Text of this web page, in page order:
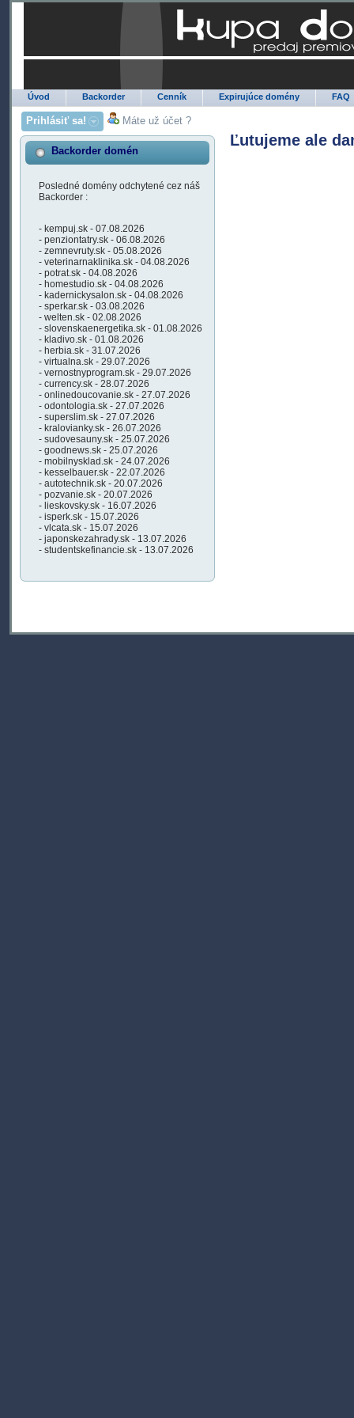
Úvod Backorder Cenník Expirujúce domény FAQ
Prihlásiť sa! Máte už účet ?
Backorder domén
Posledné domény odchytené cez náš
Backorder :
- kempuj.sk - 07.08.2026
- penziontatry.sk - 06.08.2026
- zemnevruty.sk - 05.08.2026
- veterinarnaklinika.sk - 04.08.2026
- potrat.sk - 04.08.2026
- homestudio.sk - 04.08.2026
- kadernickysalon.sk - 04.08.2026
- sperkar.sk - 03.08.2026
- welten.sk - 02.08.2026
- slovenskaenergetika.sk - 01.08.2026
- kladivo.sk - 01.08.2026
- herbia.sk - 31.07.2026
- virtualna.sk - 29.07.2026
- vernostnyprogram.sk - 29.07.2026
- currency.sk - 28.07.2026
- onlinedoucovanie.sk - 27.07.2026
- odontologia.sk - 27.07.2026
- superslim.sk - 27.07.2026
- kralovianky.sk - 26.07.2026
- sudovesauny.sk - 25.07.2026
- goodnews.sk - 25.07.2026
- mobilnysklad.sk - 24.07.2026
- kesselbauer.sk - 22.07.2026
- autotechnik.sk - 20.07.2026
- pozvanie.sk - 20.07.2026
- lieskovsky.sk - 16.07.2026
- isperk.sk - 15.07.2026
- vlcata.sk - 15.07.2026
- japonskezahrady.sk - 13.07.2026
- studentskefinancie.sk - 13.07.2026
Ľutujeme ale